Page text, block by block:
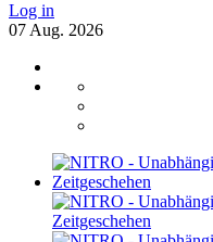
Log in
07 Aug. 2026